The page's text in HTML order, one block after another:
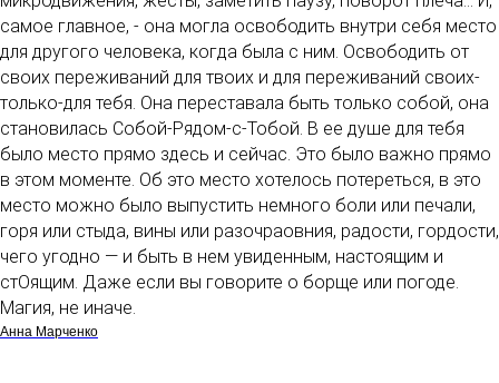
самое главное, - она могла освободить внутри себя место
для другого человека, когда была с ним. Освободить от
своих переживаний для твоих и для переживаний своих-
только-для тебя. Она переставала быть только собой, она
становилась Собой-Рядом-с-Тобой. В ее душе для тебя
было место прямо здесь и сейчас. Это было важно прямо
в этом моменте. Об это место хотелось потереться, в это
место можно было выпустить немного боли или печали,
горя или стыда, вины или разочраовния, радости, гордости,
чего угодно — и быть в нем увиденным, настоящим и
стОящим. Даже если вы говорите о борще или погоде.
Магия, не иначе.
Анна Марченко